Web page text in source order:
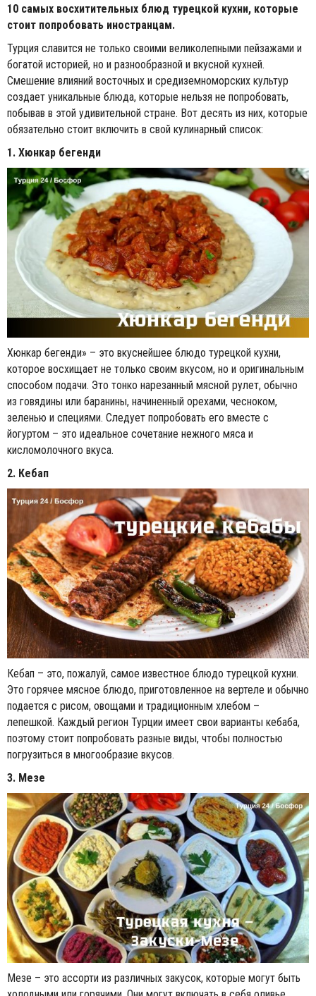
10 самых восхитительных блюд турецкой кухни, которые
стоит попробовать иностранцам.
Турция славится не только своими великолепными пейзажами и
богатой историей, но и разнообразной и вкусной кухней.
Смешение влияний восточных и средиземноморских культур
создает уникальные блюда, которые нельзя не попробовать,
побывав в этой удивительной стране. Вот десять из них, которые
обязательно стоит включить в свой кулинарный список:
1. Хюнкар бегенди
Хюнкар бегенди» – это вкуснейшее блюдо турецкой кухни,
которое восхищает не только своим вкусом, но и оригинальным
способом подачи. Это тонко нарезанный мясной рулет, обычно
из говядины или баранины, начиненный орехами, чесноком,
зеленью и специями. Следует попробовать его вместе с
йогуртом – это идеальное сочетание нежного мяса и
кисломолочного вкуса.
2. Кебап
Кебап – это, пожалуй, самое известное блюдо турецкой кухни.
Это горячее мясное блюдо, приготовленное на вертеле и обычно
подается с рисом, овощами и традиционным хлебом –
лепешкой. Каждый регион Турции имеет свои варианты кебаба,
поэтому стоит попробовать разные виды, чтобы полностью
погрузиться в многообразие вкусов.
3. Мезе
Мезе – это ассорти из различных закусок, которые могут быть